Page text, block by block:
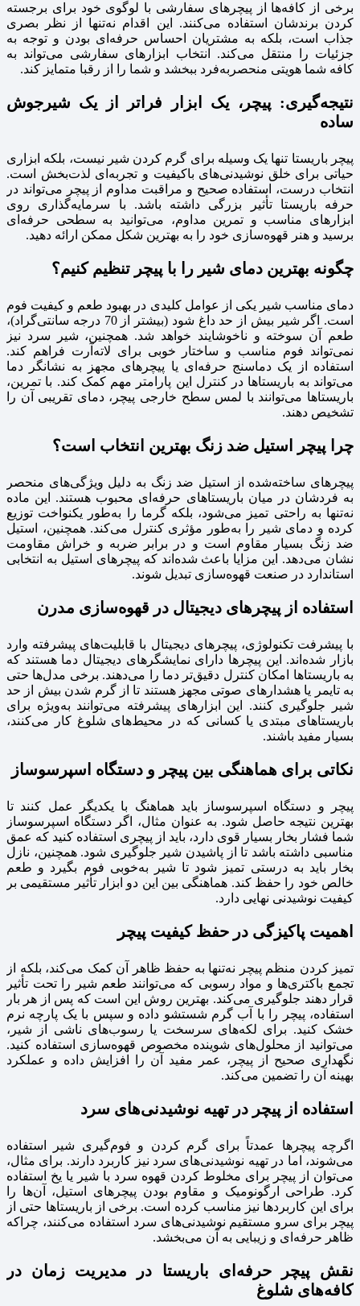
برخی از کافه‌ها از پیچرهای سفارشی با لوگوی خود برای برجسته
کردن برندشان استفاده می‌کنند. این اقدام نه‌تنها از نظر بصری
جذاب است، بلکه به مشتریان احساس حرفه‌ای بودن و توجه به
جزئیات را منتقل می‌کند. انتخاب ابزارهای سفارشی می‌تواند به
کافه شما هویتی منحصربه‌فرد ببخشد و شما را از رقبا متمایز کند.
نتیجه‌گیری: پیچر، یک ابزار فراتر از یک شیرجوش
ساده
پیچر باریستا تنها یک وسیله برای گرم کردن شیر نیست، بلکه ابزاری
حیاتی برای خلق نوشیدنی‌های باکیفیت و تجربه‌ای لذت‌بخش است.
انتخاب درست، استفاده صحیح و مراقبت مداوم از پیچر می‌تواند در
حرفه باریستا تأثیر بزرگی داشته باشد. با سرمایه‌گذاری روی
ابزارهای مناسب و تمرین مداوم، می‌توانید به سطحی حرفه‌ای
برسید و هنر قهوه‌سازی خود را به بهترین شکل ممکن ارائه دهید.
چگونه بهترین دمای شیر را با پیچر تنظیم کنیم؟
دمای مناسب شیر یکی از عوامل کلیدی در بهبود طعم و کیفیت فوم
است. اگر شیر بیش از حد داغ شود (بیشتر از 70 درجه سانتی‌گراد)،
طعم آن سوخته و ناخوشایند خواهد شد. همچنین، شیر سرد نیز
نمی‌تواند فوم مناسب و ساختار خوبی برای لاته‌آرت فراهم کند.
استفاده از یک دماسنج حرفه‌ای یا پیچرهای مجهز به نشانگر دما
می‌تواند به باریستاها در کنترل این پارامتر مهم کمک کند. با تمرین،
باریستاها می‌توانند با لمس سطح خارجی پیچر، دمای تقریبی آن را
تشخیص دهند.
چرا پیچر استیل ضد زنگ بهترین انتخاب است؟
پیچرهای ساخته‌شده از استیل ضد زنگ به دلیل ویژگی‌های منحصر
به فردشان در میان باریستاهای حرفه‌ای محبوب هستند. این ماده
نه‌تنها به راحتی تمیز می‌شود، بلکه گرما را به‌طور یکنواخت توزیع
کرده و دمای شیر را به‌طور مؤثری کنترل می‌کند. همچنین، استیل
ضد زنگ بسیار مقاوم است و در برابر ضربه و خراش مقاومت
نشان می‌دهد. این مزایا باعث شده‌اند که پیچرهای استیل به انتخابی
استاندارد در صنعت قهوه‌سازی تبدیل شوند.
استفاده از پیچرهای دیجیتال در قهوه‌سازی مدرن
با پیشرفت تکنولوژی، پیچرهای دیجیتال با قابلیت‌های پیشرفته وارد
بازار شده‌اند. این پیچرها دارای نمایشگرهای دیجیتال دما هستند که
به باریستاها امکان کنترل دقیق‌تر دما را می‌دهند. برخی مدل‌ها حتی
به تایمر یا هشدارهای صوتی مجهز هستند تا از گرم شدن بیش از حد
شیر جلوگیری کنند. این ابزارهای پیشرفته می‌توانند به‌ویژه برای
باریستاهای مبتدی یا کسانی که در محیط‌های شلوغ کار می‌کنند،
بسیار مفید باشند.
نکاتی برای هماهنگی بین پیچر و دستگاه اسپرسوساز
پیچر و دستگاه اسپرسوساز باید هماهنگ با یکدیگر عمل کنند تا
بهترین نتیجه حاصل شود. به عنوان مثال، اگر دستگاه اسپرسوساز
شما فشار بخار بسیار قوی دارد، باید از پیچری استفاده کنید که عمق
مناسبی داشته باشد تا از پاشیدن شیر جلوگیری شود. همچنین، نازل
بخار باید به درستی تمیز شود تا شیر به‌خوبی فوم بگیرد و طعم
خالص خود را حفظ کند. هماهنگی بین این دو ابزار تأثیر مستقیمی بر
کیفیت نوشیدنی نهایی دارد.
اهمیت پاکیزگی در حفظ کیفیت پیچر
تمیز کردن منظم پیچر نه‌تنها به حفظ ظاهر آن کمک می‌کند، بلکه از
تجمع باکتری‌ها و مواد رسوبی که می‌توانند طعم شیر را تحت تأثیر
قرار دهند جلوگیری می‌کند. بهترین روش این است که پس از هر بار
استفاده، پیچر را با آب گرم شستشو داده و سپس با یک پارچه نرم
خشک کنید. برای لکه‌های سرسخت یا رسوب‌های ناشی از شیر،
می‌توانید از محلول‌های شوینده مخصوص قهوه‌سازی استفاده کنید.
نگهداری صحیح از پیچر، عمر مفید آن را افزایش داده و عملکرد
بهینه آن را تضمین می‌کند.
استفاده از پیچر در تهیه نوشیدنی‌های سرد
اگرچه پیچرها عمدتاً برای گرم کردن و فوم‌گیری شیر استفاده
می‌شوند، اما در تهیه نوشیدنی‌های سرد نیز کاربرد دارند. برای مثال،
می‌توان از پیچر برای مخلوط کردن قهوه سرد با شیر یا یخ استفاده
کرد. طراحی ارگونومیک و مقاوم بودن پیچرهای استیل، آن‌ها را
برای این کاربردها نیز مناسب کرده است. برخی از باریستاها حتی از
پیچر برای سرو مستقیم نوشیدنی‌های سرد استفاده می‌کنند، چراکه
ظاهر حرفه‌ای و زیبایی به آن می‌بخشد.
نقش پیچر حرفه‌ای باریستا در مدیریت زمان در
کافه‌های شلوغ